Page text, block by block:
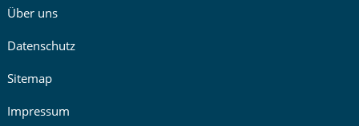
Über uns
Datenschutz
Sitemap
Impressum